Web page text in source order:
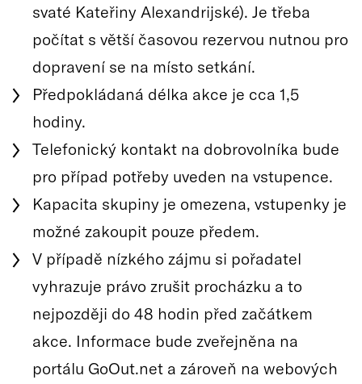
svaté Kateřiny Alexandrijské). Je třeba
počítat s větší časovou rezervou nutnou pro
dopravení se na místo setkání.
Předpokládaná délka akce je cca 1,5
hodiny.
Telefonický kontakt na dobrovolníka bude
pro případ potřeby uveden na vstupence.
Kapacita skupiny je omezena, vstupenky je
možné zakoupit pouze předem.
V případě nízkého zájmu si pořadatel
vyhrazuje právo zrušit procházku a to
nejpozději do 48 hodin před začátkem
akce. Informace bude zveřejněna na
portálu GoOut.net a zároveň na webových